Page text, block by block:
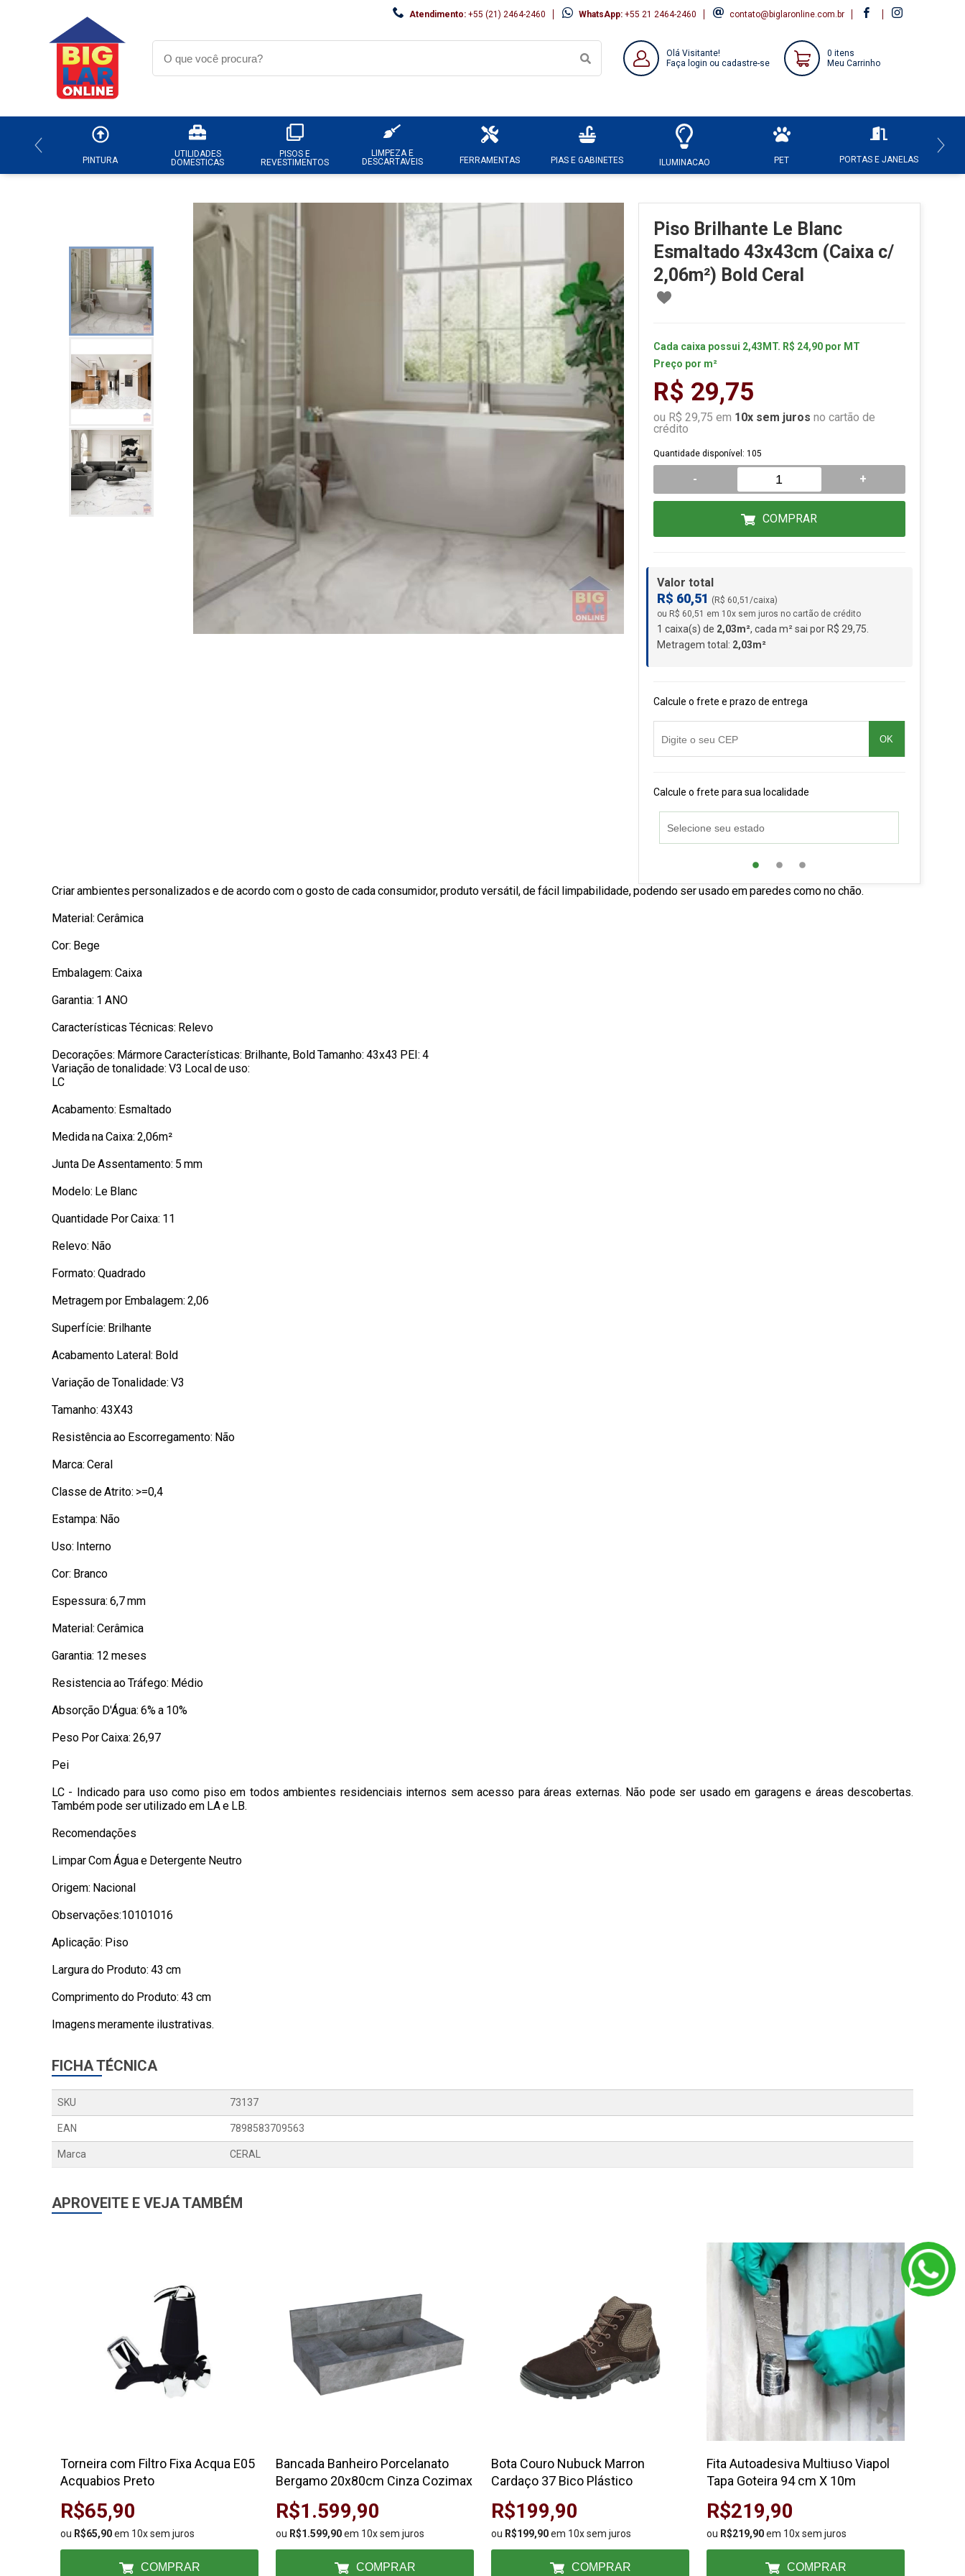
Atendimento: +55 (21) 2464-2460 WhatsApp: +55 21 2464-2460 contato@biglaronline.com.br
Olá Visitante!
Faça login ou cadastre-se
0 itens
Meu Carrinho
PINTURA
UTILIDADES
DOMESTICAS
PISOS E
REVESTIMENTOS
LIMPEZA E
DESCARTAVEIS
FERRAMENTAS PIAS E GABINETES ILUMINACAO PET PORTAS E JANELAS
Piso Brilhante Le Blanc
Esmaltado 43x43cm (Caixa c/
2,06m²) Bold Ceral
Cada caixa possui 2,43MT. R$ 24,90 por MT
Preço por m²
R$ 29,75
ou R$ 29,75 em 10x sem juros no cartão de
crédito
Quantidade disponível: 105
- +
COMPRAR
Valor total
R$ 60,51 (R$ 60,51/caixa)
ou R$ 60,51 em 10x sem juros no cartão de crédito
1 caixa(s) de 2,03m², cada m² sai por R$ 29,75.
Metragem total: 2,03m²
Calcule o frete e prazo de entrega
OK
Calcule o frete para sua localidade
Criar ambientes personalizados e de acordo com o gosto de cada consumidor, produto versátil, de fácil limpabilidade, podendo ser usado em paredes como no chão.
Material: Cerâmica
Cor: Bege
Embalagem: Caixa
Garantia: 1 ANO
Características Técnicas: Relevo
Decorações: Mármore Características: Brilhante, Bold Tamanho: 43x43 PEI: 4
Variação de tonalidade: V3 Local de uso:
LC
Acabamento: Esmaltado
Medida na Caixa: 2,06m²
Junta De Assentamento: 5 mm
Modelo: Le Blanc
Quantidade Por Caixa: 11
Relevo: Não
Formato: Quadrado
Metragem por Embalagem: 2,06
Superfície: Brilhante
Acabamento Lateral: Bold
Variação de Tonalidade: V3
Tamanho: 43X43
Resistência ao Escorregamento: Não
Marca: Ceral
Classe de Atrito: >=0,4
Estampa: Não
Uso: Interno
Cor: Branco
Espessura: 6,7 mm
Material: Cerâmica
Garantia: 12 meses
Resistencia ao Tráfego: Médio
Absorção D'Água: 6% a 10%
Peso Por Caixa: 26,97
Pei
LC - Indicado para uso como piso em todos ambientes residenciais internos sem acesso para áreas externas. Não pode ser usado em garagens e áreas descobertas.
Também pode ser utilizado em LA e LB.
Recomendações
Limpar Com Água e Detergente Neutro
Origem: Nacional
Observações:10101016
Aplicação: Piso
Largura do Produto: 43 cm
Comprimento do Produto: 43 cm
Imagens meramente ilustrativas.
FICHA TÉCNICA
SKU 73137
EAN 7898583709563
Marca CERAL
APROVEITE E VEJA TAMBÉM
Torneira com Filtro Fixa Acqua E05
Acquabios Preto
R$65,90
ou R$65,90em 10x sem juros
COMPRAR
Bancada Banheiro Porcelanato
Bergamo 20x80cm Cinza Cozimax
R$1.599,90
ou R$1.599,90em 10x sem juros
COMPRAR
Bota Couro Nubuck Marron
Cardaço 37 Bico Plástico
R$199,90
ou R$199,90em 10x sem juros
COMPRAR
Fita Autoadesiva Multiuso Viapol
Tapa Goteira 94 cm X 10m
R$219,90
ou R$219,90em 10x sem juros
COMPRAR